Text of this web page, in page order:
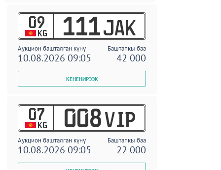
09
KG 111 JAK
Аукцион башталган күнү Баштапкы баа
10.08.2026 09:05 42 000
07
KG 008 VIP
Аукцион башталган күнү Баштапкы баа
10.08.2026 09:05 22 000